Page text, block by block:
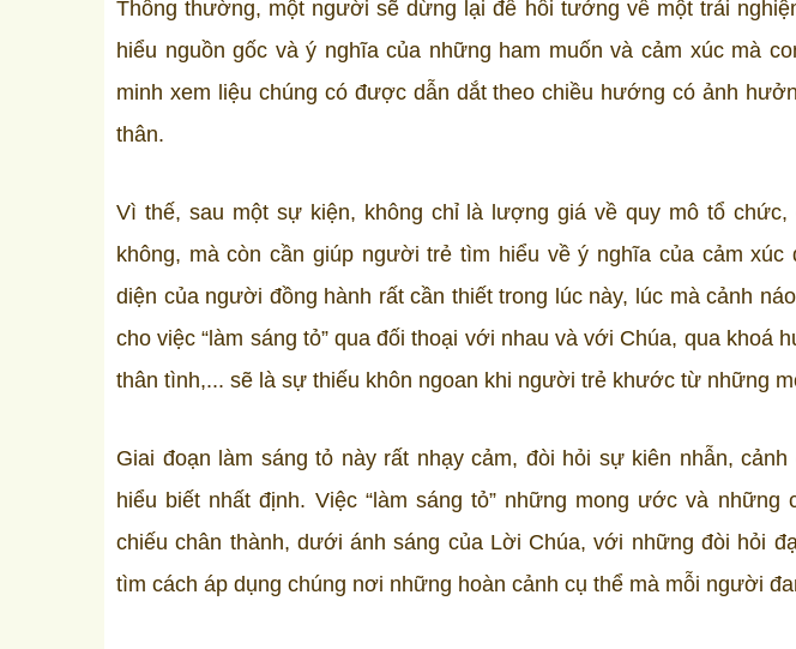
Thông thường, một người sẽ dừng lại để hồi tưởng về một trải
hiểu nguồn gốc và ý nghĩa của những ham muốn và cảm xúc mà
minh xem liệu chúng có được dẫn dắt theo chiều hướng có ảnh
thân.
Vì thế, sau một sự kiện, không chỉ là lượng giá về quy mô tổ chức,
không, mà còn cần giúp người trẻ tìm hiểu về ý nghĩa của cảm xúc
diện của người đồng hành rất cần thiết trong lúc này, lúc mà cảnh
cho việc “làm sáng tỏ” qua đối thoại với nhau và với Chúa, qua khoá
thân tình,... sẽ là sự thiếu khôn ngoan khi người trẻ khước từ những
Giai đoạn làm sáng tỏ này rất nhạy cảm, đòi hỏi sự kiên nhẫn,
hiểu biết nhất định. Việc “làm sáng tỏ” những mong ước và
chiếu chân thành, dưới ánh sáng của Lời Chúa, với những đòi hỏi
tìm cách áp dụng chúng nơi những hoàn cảnh cụ thể mà mỗi người